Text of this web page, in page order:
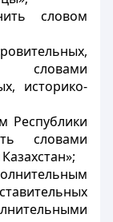
словом
словами
историко-
Республики
словами